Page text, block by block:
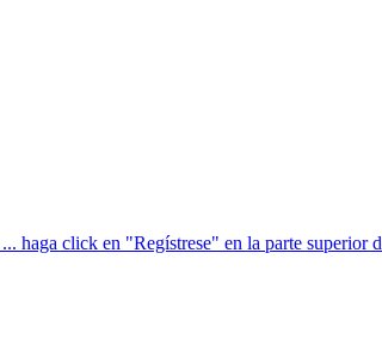
haga click en "Regístrese" en la parte superior